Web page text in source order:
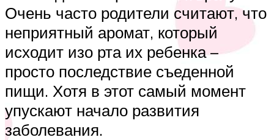
Очень часто родители считают, что
неприятный аромат, который
исходит изо рта их ребенка –
просто последствие съеденной
пищи. Хотя в этот самый момент
упускают начало развития
заболевания.